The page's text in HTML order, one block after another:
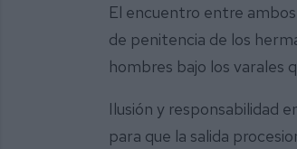
El encuentro entre
de penitencia de los
hombres bajo los varales
Ilusión y responsabilidad
para que la salida